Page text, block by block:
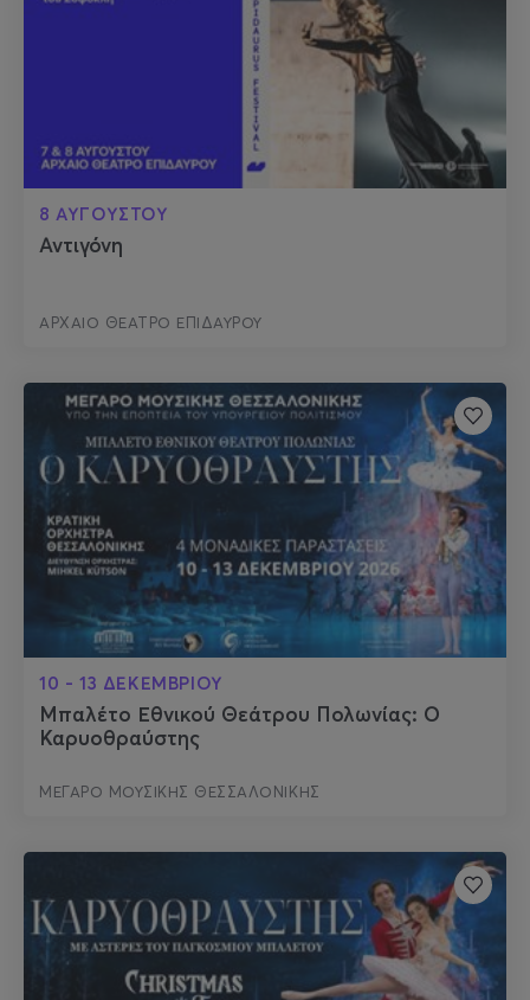
8 ΑΥΓΟΥΣΤΟΥ
Αντιγόνη
ΑΡΧΑΙΟ ΘΕΑΤΡΟ ΕΠΙΔΑΥΡΟΥ
10 - 13 ΔΕΚΕΜΒΡΙΟΥ
Μπαλέτο Εθνικού Θεάτρου Πολωνίας: Ο
Καρυοθραύστης
ΜΕΓΑΡΟ ΜΟΥΣΙΚΗΣ ΘΕΣΣΑΛΟΝΙΚΗΣ